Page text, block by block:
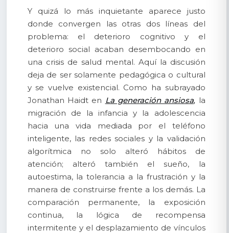
Y quizá lo más inquietante aparece justo
donde convergen las otras dos líneas del
problema: el deterioro cognitivo y el
deterioro social acaban desembocando en
una crisis de salud mental. Aquí la discusión
deja de ser solamente pedagógica o cultural
y se vuelve existencial. Como ha subrayado
Jonathan Haidt en La generación ansiosa, la
migración de la infancia y la adolescencia
hacia una vida mediada por el teléfono
inteligente, las redes sociales y la validación
algorítmica no solo alteró hábitos de
atención; alteró también el sueño, la
autoestima, la tolerancia a la frustración y la
manera de construirse frente a los demás. La
comparación permanente, la exposición
continua, la lógica de recompensa
intermitente y el desplazamiento de vínculos